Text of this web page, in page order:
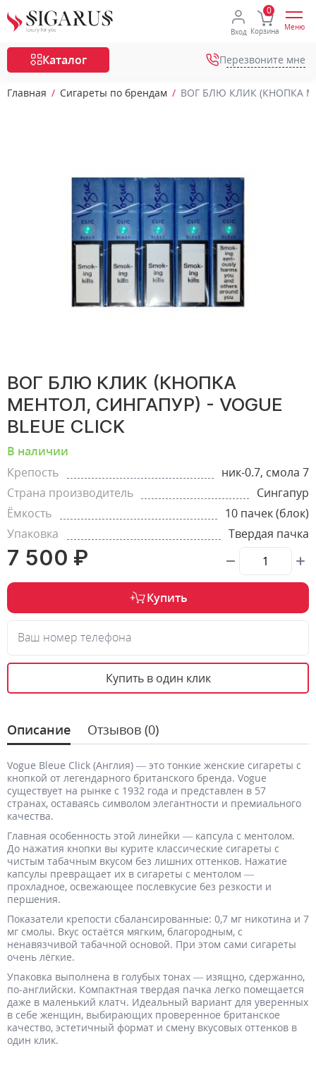
Вход Корзина Меню
Каталог Перезвоните мне
Главная Сигареты по брендам ВОГ БЛЮ КЛИК (КНОПКА
ВОГ БЛЮ КЛИК (КНОПКА
МЕНТОЛ, СИНГАПУР) - VOGUE
BLEUE CLICK
В наличии
Крепость
ник-0.7, смола 7
Страна производитель
Сингапур
Ёмкость
10 пачек (блок)
Упаковка
Твердая пачка
7 500 ₽
Купить
Ваш номер телефона
Купить в один клик
Описание Отзывов (0)
Vogue Bleue Click (Англия) — это тонкие женские сигареты с
кнопкой от легендарного британского бренда. Vogue
существует на рынке с 1932 года и представлен в 57
странах, оставаясь символом элегантности и премиального
качества.
Главная особенность этой линейки — капсула с ментолом.
До нажатия кнопки вы курите классические сигареты с
чистым табачным вкусом без лишних оттенков. Нажатие
капсулы превращает их в сигареты с ментолом —
прохладное, освежающее послевкусие без резкости и
першения.
Показатели крепости сбалансированные: 0,7 мг никотина и 7
мг смолы. Вкус остаётся мягким, благородным, с
ненавязчивой табачной основой. При этом сами сигареты
очень лёгкие.
Упаковка выполнена в голубых тонах — изящно, сдержанно,
по-английски. Компактная твердая пачка легко помещается
даже в маленький клатч. Идеальный вариант для уверенных
в себе женщин, выбирающих проверенное британское
качество, эстетичный формат и смену вкусовых оттенков в
один клик.